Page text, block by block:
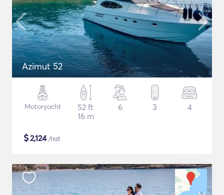
Azimut 52
Motoryacht
52 ft
16 m
6 3 4
$2,124/nat